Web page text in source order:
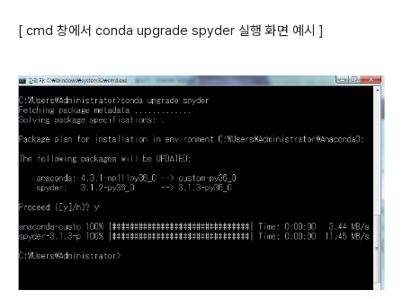
[ cmd 창에서 conda upgrade spyder 실행 화면 예시 ]